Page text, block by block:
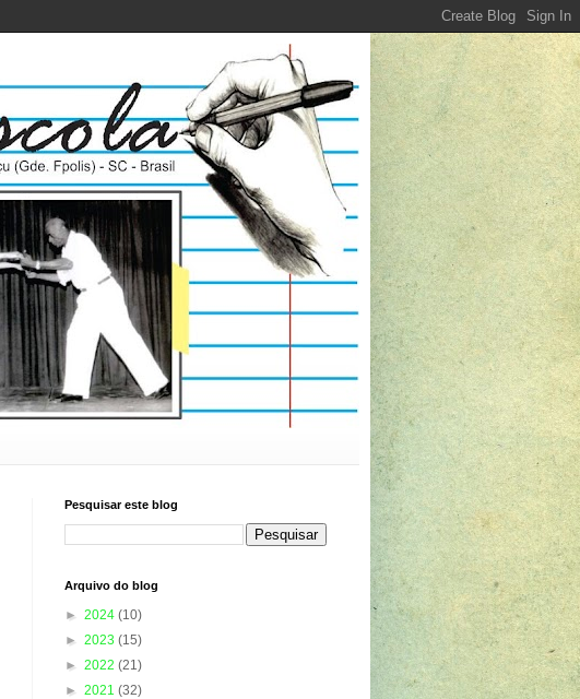
Pesquisar este blog
Arquivo do blog
► 2024 (10)
► 2023 (15)
► 2022 (21)
► 2021 (32)